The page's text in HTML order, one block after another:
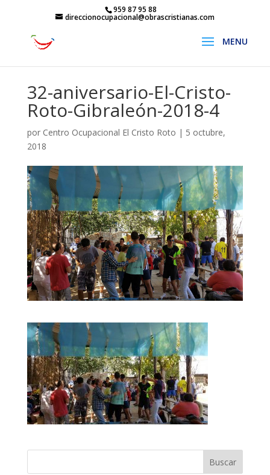
959 87 95 88
direccionocupacional@obrascristianas.com
32-aniversario-El-Cristo-
Roto-Gibraleón-2018-4
por Centro Ocupacional El Cristo Roto | 5 octubre,
2018